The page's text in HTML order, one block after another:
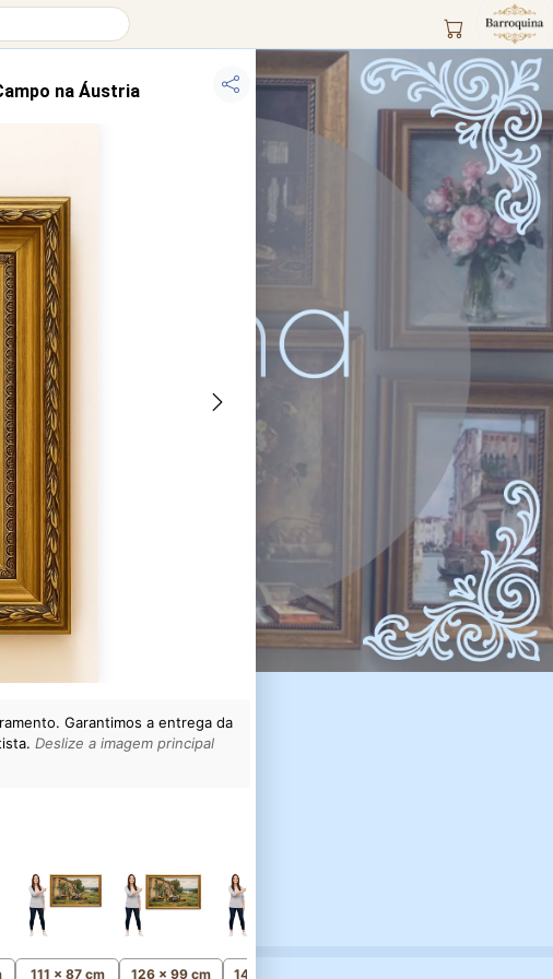
na Áustria
Garantimos a entrega da
Deslize a imagem principal
111 x 87 cm 126 x 99 cm 141 x 110 cm